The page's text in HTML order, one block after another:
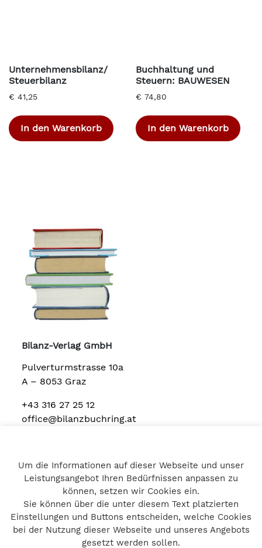
Unternehmensbilanz/
Steuerbilanz
€ 41,25
In den Warenkorb
Buchhaltung und
Steuern: BAUWESEN
€ 74,80
In den Warenkorb
Bilanz-Verlag GmbH
Pulverturmstrasse 10a
A – 8053 Graz
+43 316 27 25 12
office@bilanzbuchring.at
Home
Impressum
Datenschutz
Kontakt
Um die Informationen auf dieser Webseite und unser
Leistungsangebot Ihren Bedürfnissen anpassen zu
können, setzen wir Cookies ein.
Sie können über die unter diesem Text platzierten
Einstellungen und Buttons entscheiden, welche Cookies
bei der Nutzung dieser Webseite und unseres Angebots
gesetzt werden sollen.